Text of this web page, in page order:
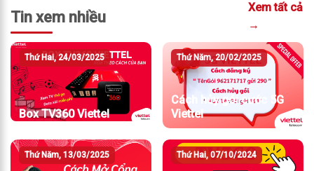
Tin xem nhiều
Xem tất cả
→
Thứ Hai, 24/03/2025
Box TV360 Viettel
Thứ Năm, 20/02/2025
Cách hủy gói cước 5G
Viettel
Thứ Năm, 13/03/2025 Thứ Hai, 07/10/2024